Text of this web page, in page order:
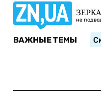
не
ВАЖНЫЕ ТЕМЫ